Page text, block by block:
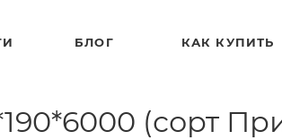
БЛОГ КАК КУПИТЬ
(сорт